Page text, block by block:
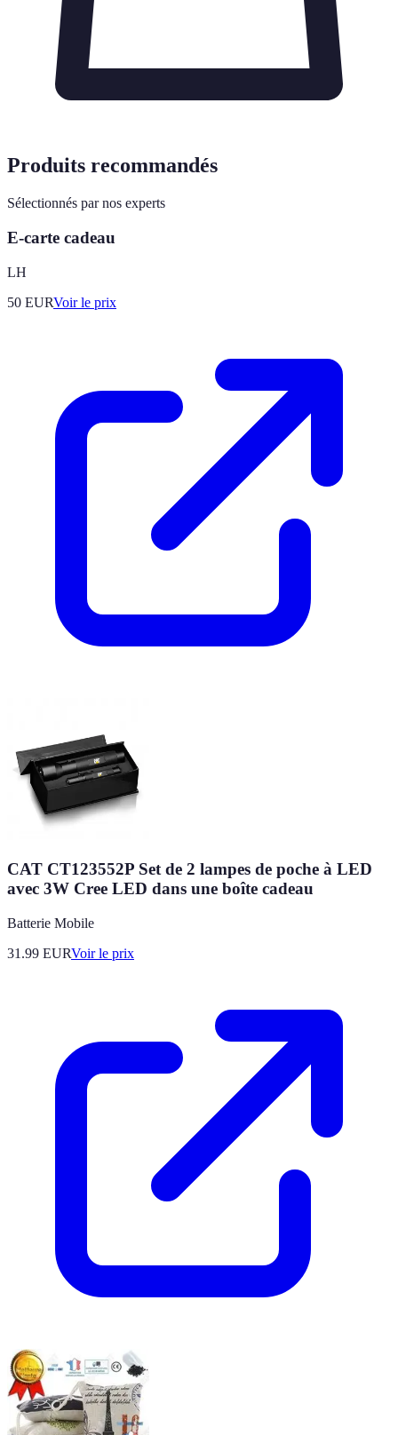
Produits recommandés
Sélectionnés par nos experts
E-carte cadeau
LH
50 EURVoir le prix
CAT CT123552P Set de 2 lampes de poche à LED
avec 3W Cree LED dans une boîte cadeau
Batterie Mobile
31.99 EURVoir le prix